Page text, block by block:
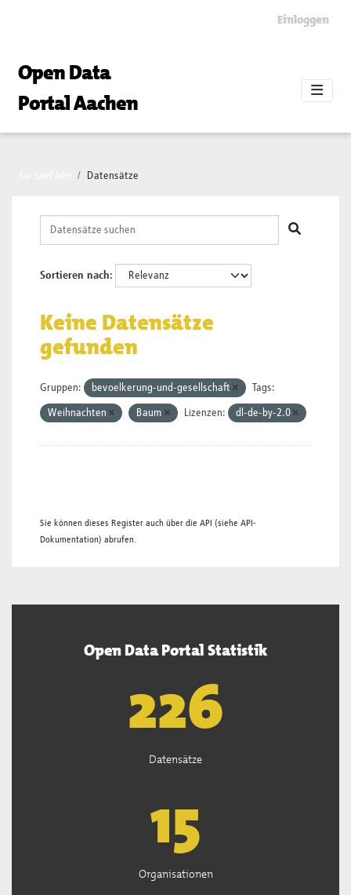
Einloggen
Open Data
Portal Aachen
Datensätze
Sortieren nach
Keine Datensätze
gefunden
Gruppen: bevoelkerung-und-gesellschaft Tags:
Weihnachten Baum Lizenzen: dl-de-by-2.0
Sie können dieses Register auch über die API (siehe API-
Dokumentation) abrufen.
Open Data Portal Statistik
226
Datensätze
15
Organisationen